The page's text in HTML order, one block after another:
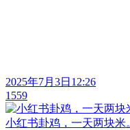
2025年7月3日12:26
1559
小红书卦鸡，一天两块米